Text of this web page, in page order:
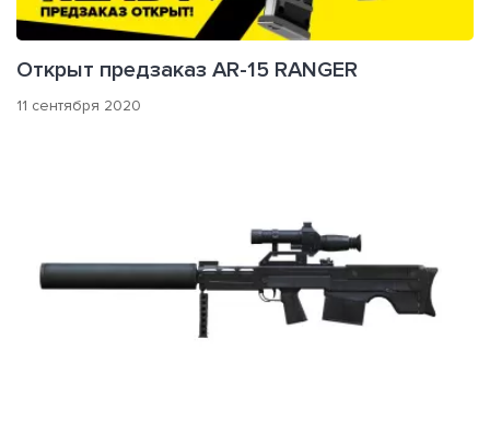
Открыт предзаказ AR-15 RANGER
11 сентября 2020